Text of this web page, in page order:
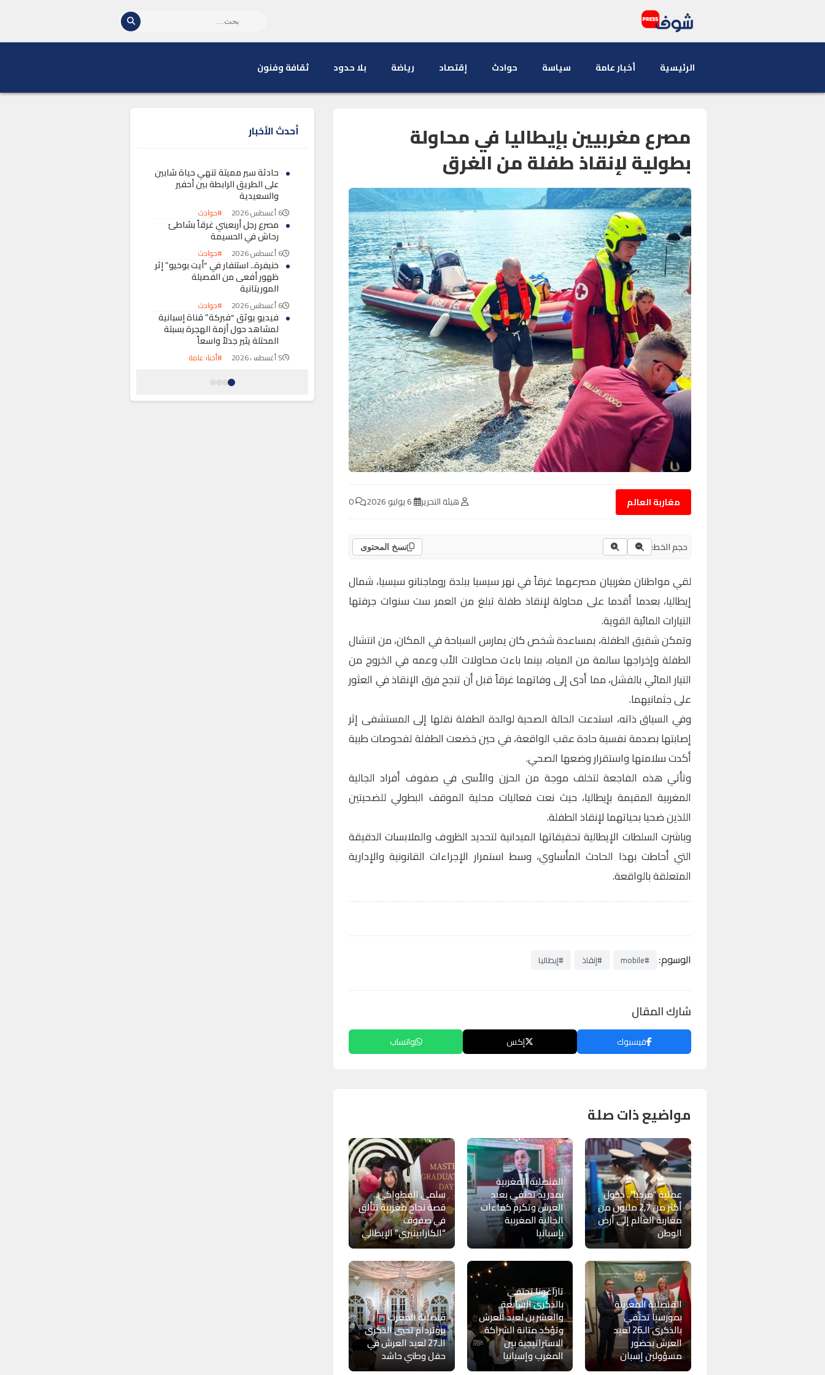
الرئيسية أخبار عامة سياسة حوادث إقتصاد رياضة بلا حدود ثقافة وفنون
مصرع مغربيين بإيطاليا في محاولة
بطولية لإنقاذ طفلة من الغرق
مغاربة العالم هيئة التحرير
حجم الخط: نسخ المحتوى
لقي مواطنان مغربيان مصرعهما غرقاً في نهر سيسيا ببلدة روماجنانو سيسيا، شمال
إيطاليا، بعدما أقدما على محاولة لإنقاذ طفلة تبلغ من العمر ست سنوات جرفتها
التيارات المائية القوية.
وتمكن شقيق الطفلة، بمساعدة شخص كان يمارس السباحة في المكان، من انتشال
الطفلة وإخراجها سالمة من المياه، بينما باءت محاولات الأب وعمه في الخروج من
التيار المائي بالفشل، مما أدى إلى وفاتهما غرقاً قبل أن تنجح فرق الإنقاذ في العثور
على جثمانيهما.
وفي السياق ذاته، استدعت الحالة الصحية لوالدة الطفلة نقلها إلى المستشفى إثر
إصابتها بصدمة نفسية حادة عقب الواقعة، في حين خضعت الطفلة لفحوصات طبية
أكدت سلامتها واستقرار وضعها الصحي.
وتأتي هذه الفاجعة لتخلف موجة من الحزن والأسى في صفوف أفراد الجالية
المغربية المقيمة بإيطاليا، حيث نعت فعاليات محلية الموقف البطولي للضحيتين
اللذين ضحيا بحياتهما لإنقاذ الطفلة.
وباشرت السلطات الإيطالية تحقيقاتها الميدانية لتحديد الظروف والملابسات الدقيقة
التي أحاطت بهذا الحادث المأساوي، وسط استمرار الإجراءات القانونية والإدارية
المتعلقة بالواقعة.
الوسوم: #mobile #إنقاذ #إيطاليا
شارك المقال
فيسبوك إكس واتساب
مواضيع ذات صلة
عملية “مرحبا”.. دخول
أكثر من 2,7 مليون من
مغاربة العالم إلى أرض
الوطن
القنصلية المغربية
بمدريد تحتفي بعيد
العرش وتكرم كفاءات
الجالية المغربية
بإسبانيا
سلمى الفطواكي..
قصة نجاح مغربية تتألق
في صفوف
“الكارابينيري” الإيطالي
القنصلية المغربية
بمورسيا تحتفي
بالذكرى الـ26 لعيد
العرش بحضور
مسؤولين إسبان
تاراغونا تحتفي
بالذكرى السابعة
والعشرين لعيد العرش
وتؤكد متانة الشراكة
الاستراتيجية بين
المغرب وإسبانيا
قنصلية المغرب
بروتردام تحيي الذكرى
الـ27 لعيد العرش في
حفل وطني حاشد
أحدث الأخبار
حادثة سير مميتة تنهي حياة شابين
على الطريق الرابطة بين أحفير
والسعيدية
6 أغسطس 2026 #حوادث
مصرع رجل أربعيني غرقاً بشاطئ
رحاش في الحسيمة
6 أغسطس 2026 #حوادث
خنيفرة.. استنفار في “أيت بوخيو” إثر
ظهور أفعى من الفصيلة
الموريتانية
6 أغسطس 2026 #حوادث
فيديو يوثق “فبركة” قناة إسبانية
لمشاهد حول أزمة الهجرة بسبتة
المحتلة يثير جدلاً واسعاً
5 أغسطس 2026 #أخبار عامة
“الفيفا” لتعزيز الحوكمة ومراجعة